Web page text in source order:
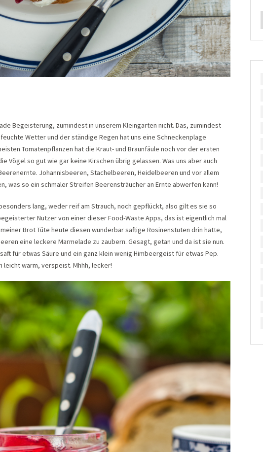
Begeisterung, zumindest in unserem Kleingarten nicht. Das, zumindest
Wetter und der ständige Regen hat uns eine Schneckenplage
Tomatenpflanzen hat die Kraut- und Braunfäule noch vor der ersten
Vögel so gut wie gar keine Kirschen übrig gelassen. Was uns aber auch
Johannisbeeren, Stachelbeeren, Heidelbeeren und vor allem
was so ein schmaler Streifen Beerensträucher an Ernte abwerfen kann!
lang, weder reif am Strauch, noch gepflückt, also gilt es sie so
Nutzer von einer dieser Food-Waste Apps, das ist eigentlich mal
Brot Tüte heute diesen wunderbar saftige Rosinenstuten drin hatte,
eine leckere Marmelade zu zaubern. Gesagt, getan und da ist sie nun.
für etwas Säure und ein ganz klein wenig Himbeergeist für etwas Pep.
leicht warm, verspeist. Mhhh, lecker!